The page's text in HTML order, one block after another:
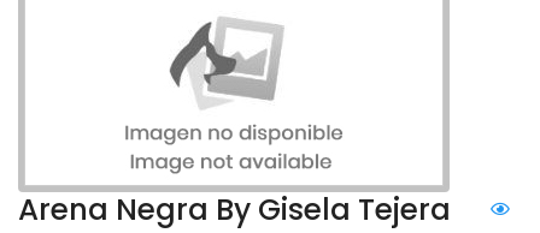
Arena Negra By Gisela Tejera